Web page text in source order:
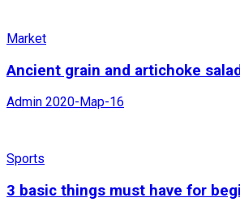
Market
Ancient grain and artichoke
Admin 2020-Мар-16
Sports
3 basic things must have for